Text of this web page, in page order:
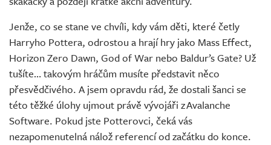
Jenže, co se stane ve chvíli, kdy vám děti, které četly
Harryho Pottera, odrostou a hrají hry jako Mass Effect,
Horizon Zero Dawn, God of War nebo Baldur’s Gate? Už
tušíte… takovým hráčům musíte představit něco
přesvědčivého. A jsem opravdu rád, že dostali šanci se
této těžké úlohy ujmout právě vývojáři z Avalanche
Software. Pokud jste Potterovci, čeká vás
nezapomenutelná nálož referencí od začátku do konce.